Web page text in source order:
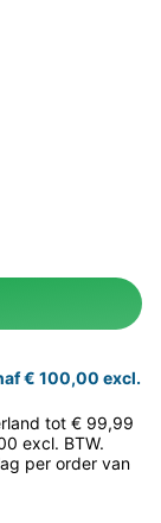
€ 100,00 excl.
tot € 99,99
excl. BTW.
per order van